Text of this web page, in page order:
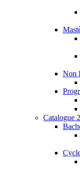
Non
Catalogue